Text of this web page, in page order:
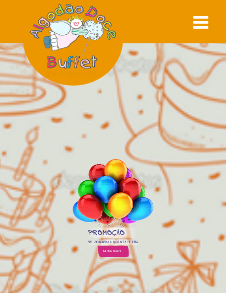
SAIBA MAIS...
PROMOÇÃO
DE SEGUNDA A QUINTA FEIRA